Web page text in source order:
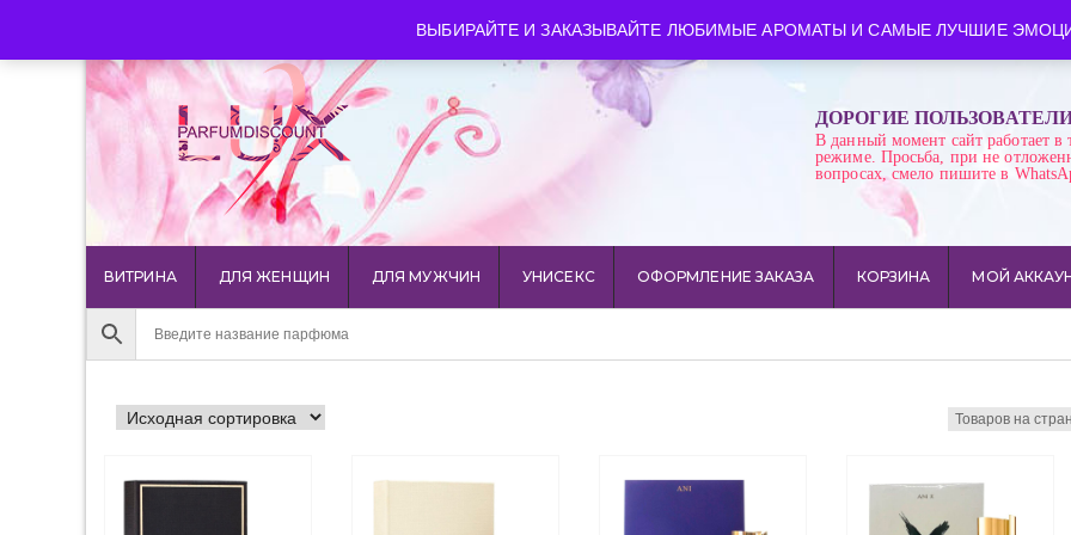
ВЫБИРАЙТЕ И ЗАКАЗЫВАЙТЕ ЛЮБИМЫЕ АРОМАТЫ И САМЫЕ ЛУЧШИЕ
+7 903 544 11 18 г. Москва Время работы: пн-сб 10:00-21:00
ДОРОГИЕ
В данный момент сайт работает в
режиме. Просьба, при не
вопросах, смело пишите в
ВИТРИНА ДЛЯ ЖЕНЩИН ДЛЯ МУЖЧИН УНИСЕКС ОФОРМЛЕНИЕ ЗАКАЗА КОРЗИНА МОЙ